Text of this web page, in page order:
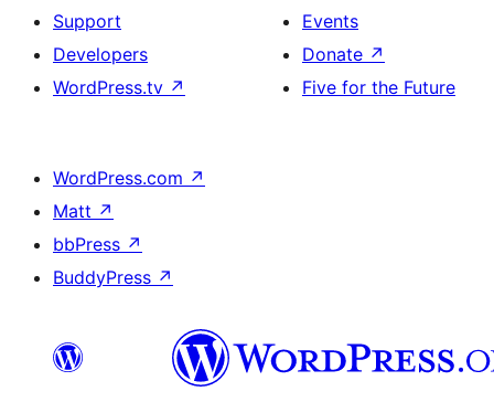
Support
Developers
WordPress.tv ↗
Events
Donate ↗
Five for the Future
WordPress.com ↗
Matt ↗
bbPress ↗
BuddyPress ↗